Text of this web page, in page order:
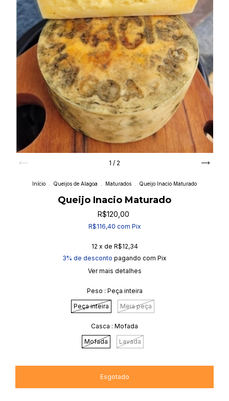
1 / 2
Início Queijos de Alagoa Maturados Queijo Inacio Maturado
Queijo Inacio Maturado
R$120,00
R$116,40 com Pix
12 x de R$12,34
3% de desconto pagando com Pix
Ver mais detalhes
Peso : Peça inteira
Peça inteira
Meia peça
Casca : Mofada
Mofada
Lavada